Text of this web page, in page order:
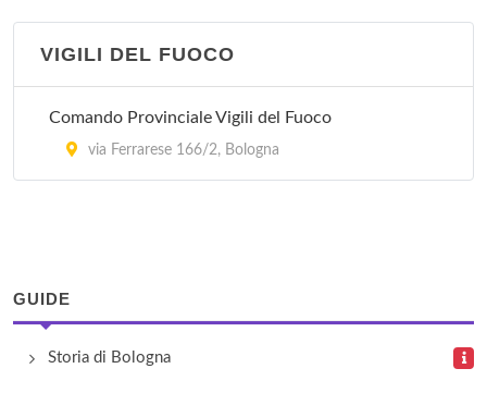
Ufficio Bologna Succursale 5
Ufficio Bologna Succursale 1
Viale Pietro Pietramellara 18, Bologna
Ufficio Bologna Succursale 11
Via San Mamolo 62, Bologna
VIGILI DEL FUOCO
Comando Provinciale Vigili del Fuoco
via Ferrarese 166/2, Bologna
GUIDE
Storia di Bologna